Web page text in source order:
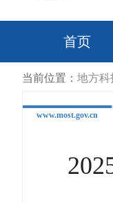
首页
当前位置： 地方科
www.most.gov.cn